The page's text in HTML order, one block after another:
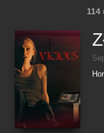
114